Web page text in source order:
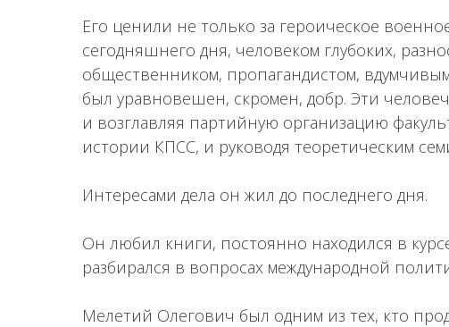
Его ценили не только за героическое
сегодняшнего дня, человеком глубоких,
общественником, пропагандистом,
был уравновешен, скромен, добр. Эти
и возглавляя партийную организацию
истории КПСС, и руководя теоретическим
Интересами дела он жил до последнего дня.
Он любил книги, постоянно находился в
разбирался в вопросах международной
Мелетий Олегович был одним из тех, кто